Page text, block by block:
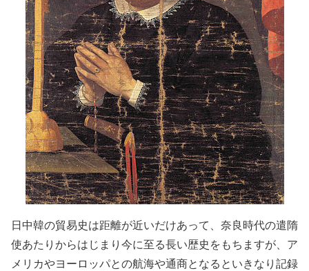
日中韓の貿易史は距離が近いだけあって、奈良時代の遣隋
使あたりからはじまり今に至る長い歴史をもちますが、ア
メリカやヨーロッパとの航海や通商となるといきなり記録